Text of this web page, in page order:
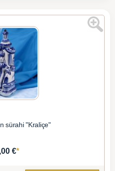
sürahi "Kraliçe"
€*